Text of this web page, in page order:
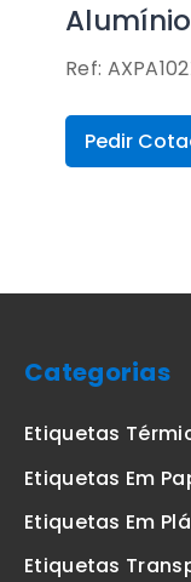
Ref:
Pedir
Categorias
Etiquetas
Etiquetas Em
Etiquetas Em
Etiquetas